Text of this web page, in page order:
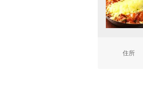
住所